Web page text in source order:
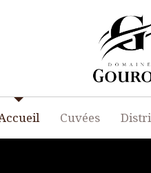
Cuvées